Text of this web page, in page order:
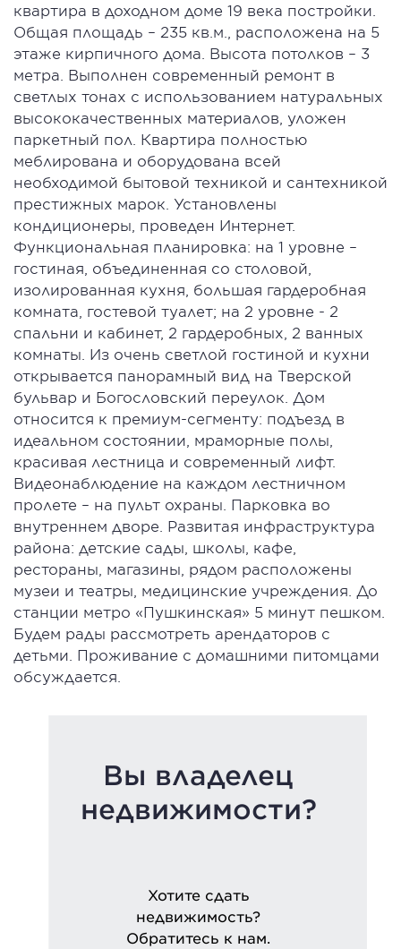
квартира в доходном доме 19 века постройки.
Общая площадь – 235 кв.м., расположена на 5
этаже кирпичного дома. Высота потолков – 3
метра. Выполнен современный ремонт в
светлых тонах с использованием натуральных
высококачественных материалов, уложен
паркетный пол. Квартира полностью
меблирована и оборудована всей
необходимой бытовой техникой и сантехникой
престижных марок. Установлены
кондиционеры, проведен Интернет.
Функциональная планировка: на 1 уровне –
гостиная, объединенная со столовой,
изолированная кухня, большая гардеробная
комната, гостевой туалет; на 2 уровне - 2
спальни и кабинет, 2 гардеробных, 2 ванных
комнаты. Из очень светлой гостиной и кухни
открывается панорамный вид на Тверской
бульвар и Богословский переулок. Дом
относится к премиум-сегменту: подъезд в
идеальном состоянии, мраморные полы,
красивая лестница и современный лифт.
Видеонаблюдение на каждом лестничном
пролете – на пульт охраны. Парковка во
внутреннем дворе. Развитая инфраструктура
района: детские сады, школы, кафе,
рестораны, магазины, рядом расположены
музеи и театры, медицинские учреждения. До
станции метро «Пушкинская» 5 минут пешком.
Будем рады рассмотреть арендаторов с
детьми. Проживание с домашними питомцами
обсуждается.
Вы владелец
недвижимости?
Хотите сдать
недвижимость?
Обратитесь к нам.